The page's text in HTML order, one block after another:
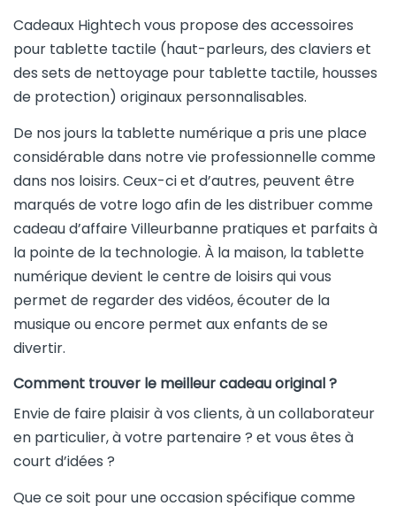
Cadeaux Hightech vous propose des accessoires
pour tablette tactile (haut-parleurs, des claviers et
des sets de nettoyage pour tablette tactile, housses
de protection) originaux personnalisables.
De nos jours la tablette numérique a pris une place
considérable dans notre vie professionnelle comme
dans nos loisirs. Ceux-ci et d’autres, peuvent être
marqués de votre logo afin de les distribuer comme
cadeau d’affaire Villeurbanne pratiques et parfaits à
la pointe de la technologie. À la maison, la tablette
numérique devient le centre de loisirs qui vous
permet de regarder des vidéos, écouter de la
musique ou encore permet aux enfants de se
divertir.
Comment trouver le meilleur cadeau original ?
Envie de faire plaisir à vos clients, à un collaborateur
en particulier, à votre partenaire ? et vous êtes à
court d’idées ?
Que ce soit pour une occasion spécifique comme